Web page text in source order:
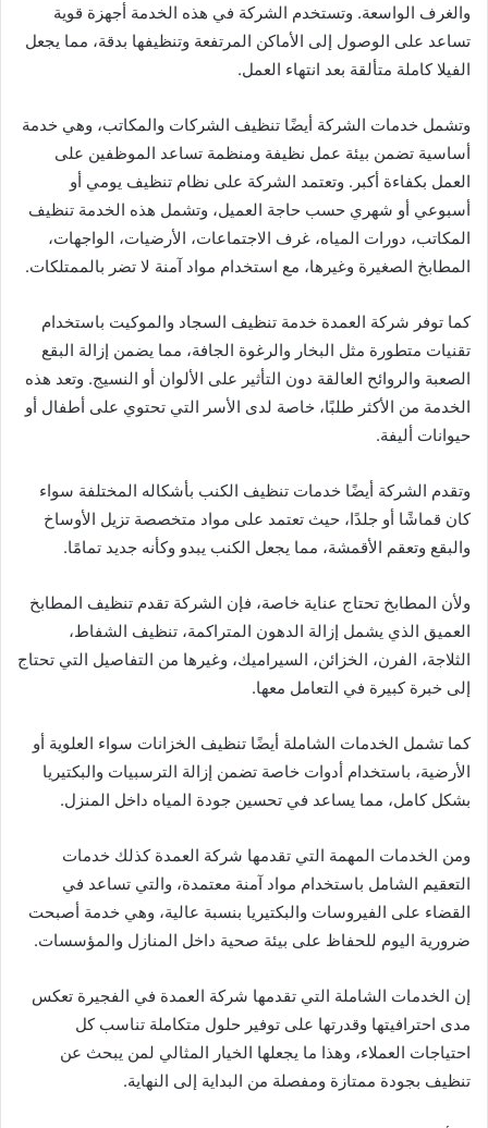
والغرف الواسعة. وتستخدم الشركة في هذه الخدمة أجهزة قوية
تساعد على الوصول إلى الأماكن المرتفعة وتنظيفها بدقة، مما يجعل
الفيلا كاملة متألقة بعد انتهاء العمل.
وتشمل خدمات الشركة أيضًا تنظيف الشركات والمكاتب، وهي خدمة
أساسية تضمن بيئة عمل نظيفة ومنظمة تساعد الموظفين على
العمل بكفاءة أكبر. وتعتمد الشركة على نظام تنظيف يومي أو
أسبوعي أو شهري حسب حاجة العميل، وتشمل هذه الخدمة تنظيف
المكاتب، دورات المياه، غرف الاجتماعات، الأرضيات، الواجهات،
المطابخ الصغيرة وغيرها، مع استخدام مواد آمنة لا تضر بالممتلكات.
كما توفر شركة العمدة خدمة تنظيف السجاد والموكيت باستخدام
تقنيات متطورة مثل البخار والرغوة الجافة، مما يضمن إزالة البقع
الصعبة والروائح العالقة دون التأثير على الألوان أو النسيج. وتعد هذه
الخدمة من الأكثر طلبًا، خاصة لدى الأسر التي تحتوي على أطفال أو
حيوانات أليفة.
وتقدم الشركة أيضًا خدمات تنظيف الكنب بأشكاله المختلفة سواء
كان قماشًا أو جلدًا، حيث تعتمد على مواد متخصصة تزيل الأوساخ
والبقع وتعقم الأقمشة، مما يجعل الكنب يبدو وكأنه جديد تمامًا.
ولأن المطابخ تحتاج عناية خاصة، فإن الشركة تقدم تنظيف المطابخ
العميق الذي يشمل إزالة الدهون المتراكمة، تنظيف الشفاط،
الثلاجة، الفرن، الخزائن، السيراميك، وغيرها من التفاصيل التي تحتاج
إلى خبرة كبيرة في التعامل معها.
كما تشمل الخدمات الشاملة أيضًا تنظيف الخزانات سواء العلوية أو
الأرضية، باستخدام أدوات خاصة تضمن إزالة الترسبيات والبكتيريا
بشكل كامل، مما يساعد في تحسين جودة المياه داخل المنزل.
ومن الخدمات المهمة التي تقدمها شركة العمدة كذلك خدمات
التعقيم الشامل باستخدام مواد آمنة معتمدة، والتي تساعد في
القضاء على الفيروسات والبكتيريا بنسبة عالية، وهي خدمة أصبحت
ضرورية اليوم للحفاظ على بيئة صحية داخل المنازل والمؤسسات.
إن الخدمات الشاملة التي تقدمها شركة العمدة في الفجيرة تعكس
مدى احترافيتها وقدرتها على توفير حلول متكاملة تناسب كل
احتياجات العملاء، وهذا ما يجعلها الخيار المثالي لمن يبحث عن
تنظيف بجودة ممتازة ومفصلة من البداية إلى النهاية.